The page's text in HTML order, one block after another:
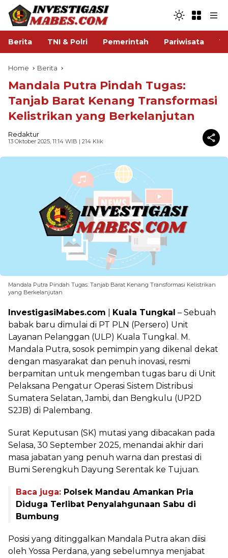
Berita TNI & Polri Pemerintah Pariwisata
Home Berita
Mandala Putra Pindah Tugas:
Tanjab Barat Kenang Transformasi
Kelistrikan yang Berkelanjutan
Redaktur
13 Oktober 2025, 11:14 WIB | 214 Klik
Mandala Putra Pindah Tugas: Tanjab Barat Kenang Transformasi Kelistrikan
yang Berkelanjutan
InvestigasiMabes.com Kuala Tungkal – Sebuah
babak baru dimulai di PT PLN (Persero) Unit
Layanan Pelanggan (ULP) Kuala Tungkal. M.
Mandala Putra, sosok pemimpin yang dikenal dekat
dengan masyarakat dan penuh inovasi, resmi
berpamitan untuk mengemban tugas baru di Unit
Pelaksana Pengatur Operasi Sistem Distribusi
Sumatera Selatan, Jambi, dan Bengkulu (UP2D
S2JB) di Palembang.
Surat Keputusan (SK) mutasi yang dibacakan pada
Selasa, 30 September 2025, menandai akhir dari
masa jabatan yang penuh warna dan prestasi di
Bumi Serengkuh Dayung Serentak ke Tujuan.
Baca juga: Polsek Mandau Amankan Pria
Diduga Terlibat Penyalahgunaan Sabu di
Bumbung
Posisi yang ditinggalkan Mandala Putra akan diisi
oleh Yossa Perdana, yang sebelumnya menjabat